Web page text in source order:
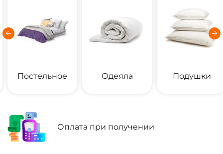
Постельное Одеяла Подушки
Оплата при получении